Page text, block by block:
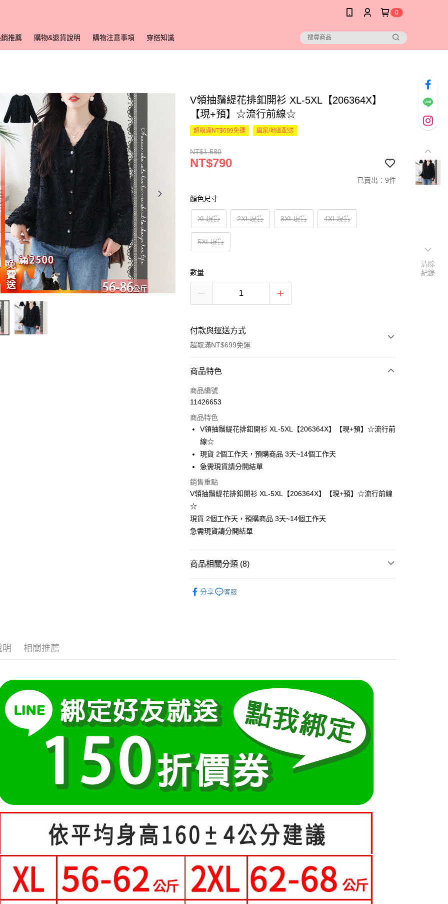
0
推薦 購物&退貨說明 購物注意事項 穿搭知識
V領抽鬚緹花排釦開衫 XL-5XL【206364X】
【現+預】☆流行前線☆
超取滿NT$699免運 國家/地區配送
NT$1,580
NT$790
已賣出：9件
顏色尺寸
XL現貨 2XL現貨 3XL現貨 4XL現貨
5XL現貨
數量
付款與運送方式
超取滿NT$699免運
付款方式
信用卡一次付款
LINE Pay
Apple Pay
街口支付
悠遊付
Google Pay
全支付
全盈+PAY
相關說明
1.本服務由台灣大哥大提供，台灣大哥大用戶可立即使用無須另外申請。
2.付款方式選擇「大哥付你分期」，訂單成立後會自動跳轉到大哥付的交易
2.透過簡訊連結打開帳單後，可選擇「超商條碼／台灣大直營門市／銀行轉
帳／街口支付／iPASS MONEY」等通路繳費。
【注意事項】
1.本服務係由「台灣大哥大股份有限公司」（以下簡稱本公司）所提供，讓
用戶於交易時，得透過本服務購買商品或服務，並由商店將買賣／分期付
款買賣價金債權讓與本公司後，依約使用本公司帳單繳交帳款。
2.基於同意付款使用「大哥付你分期」之契約關係目的，商店將以您的個人
資料（包含姓名、電話或地址）提供予台灣大哥大進項蒐集、處理及利
用，由本公司與您本人進行分期帳單所需資料之確認、核對及更正。
3.完整用戶服務條款，請詳閱以下連結：
相關說明
１．於結帳方式選擇「AFTEE先享後付」後，將跳轉至「AFTEE先享後
付」結帳頁面，進行簡訊認證並確認金額後，即可完成結帳。
２．訂單成立數日內，您將收到繳費通知簡訊。
３．收到繳費通知簡訊後14天內，點擊此簡訊中的連結，可透過四大超商
／ATM／網路銀行／等多元方式進行付款，方視為交易完成。
※ 請注意：結帳手續完成當下不需立刻繳費，但若您需要取消訂單，請聯
絡購買商品的店家。未經商家同意取消之訂單仍視為有效，需透過AFTEE
先享後付繳納相關費用。
※ 交易是否成功請以「AFTEE先享後付 」之結帳頁面顯示為準，若有關於
是否繳費成功／繳費後需取消欲退款等相關疑問，請聯繫「AFTEE先享後
付客戶支援中心」https://netprotections.freshdesk.com/support/home
【注意事項】
１．透過由恩沛科技股份有限公司提供之「AFTEE先享後付」服務完成之
交易，需依本服務之必要範圍內提供個人資料，並將交易相關給付款項請
求債權轉讓予恩沛科技股份有限公司。
２．關於個人資料處理事宜，請瀏覽以下網址：
https://aftee.tw/terms/#terms3
３．未成年的使用者請事先徵得法定代理人或監護人之同意方可使用
任。
４．使用「AFTEE先享後付」時，將依據個別帳號之用戶狀況，依本公司
即時審查核予不同之上限額度；若仍有額度不足之情形，本公司將視審查
結果請求用戶進行身份認證。
５．嚴禁一人註冊多個帳號或使用他人資訊註冊。若發現惡意使用之情
每筆NT$80，滿NT$699(含以上)免運費
付款後全家取貨
每筆NT$80，滿NT$699(含以上)免運費
萊爾富取貨付款
每筆NT$80，滿NT$699(含以上)免運費
付款後萊爾富取貨
每筆NT$80，滿NT$699(含以上)免運費
每筆NT$80，滿NT$699(含以上)免運費
付款後7-11取貨
每筆NT$80，滿NT$699(含以上)免運費
宅配
每筆NT$70，滿NT$699(含以上)免運費
商品特色
商品編號
11426653
商品特色
V領抽鬚緹花排釦開衫 XL-5XL【206364X】【現+預】☆流行前
線☆
現貨 2個工作天，預購商品 3天~14個工作天
急需現貨請分開結單
銷售重點
V領抽鬚緹花排釦開衫 XL-5XL【206364X】【現+預】☆流行前線
☆
現貨 2個工作天，預購商品 3天~14個工作天
急需現貨請分開結單
商品相關分類 (8)
小尺碼女裝(45-55kg)
中尺碼女裝(55-70kg)
分享 客服
明 相關推薦
清除
紀錄